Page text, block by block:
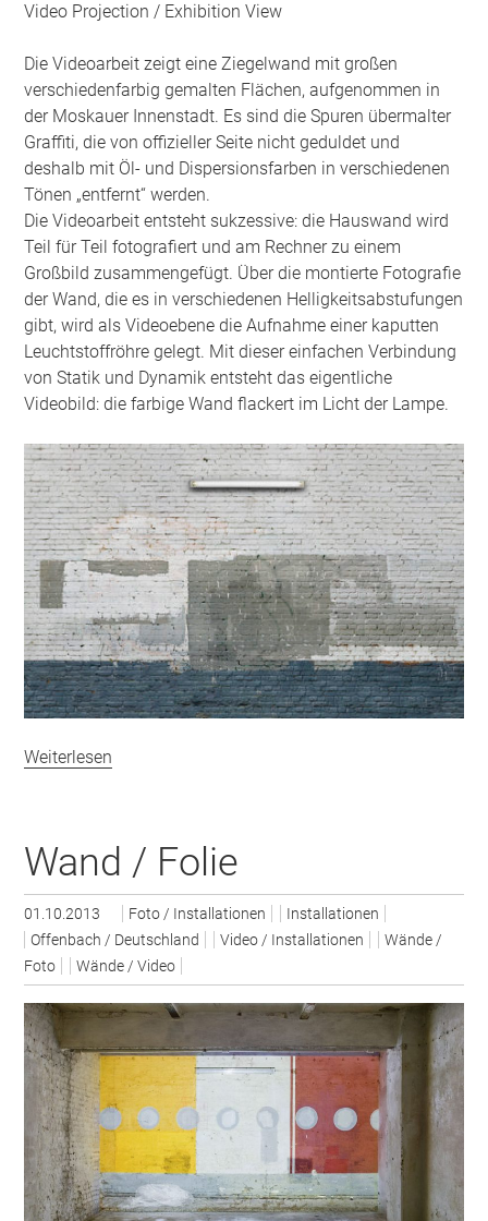
Video Projection / Exhibition View
Die Videoarbeit zeigt eine Ziegelwand mit großen
verschiedenfarbig gemalten Flächen, aufgenommen in
der Moskauer Innenstadt. Es sind die Spuren übermalter
Graffiti, die von offizieller Seite nicht geduldet und
deshalb mit Öl- und Dispersionsfarben in verschiedenen
Tönen „entfernt“ werden.
Die Videoarbeit entsteht sukzessive: die Hauswand wird
Teil für Teil fotografiert und am Rechner zu einem
Großbild zusammengefügt. Über die montierte Fotografie
der Wand, die es in verschiedenen Helligkeitsabstufungen
gibt, wird als Videoebene die Aufnahme einer kaputten
Leuchtstoffröhre gelegt. Mit dieser einfachen Verbindung
von Statik und Dynamik entsteht das eigentliche
Videobild: die farbige Wand flackert im Licht der Lampe.
Weiterlesen
Wand / Folie
01.10.2013 Foto / Installationen
Installationen
Offenbach / Deutschland
Video / Installationen
Wände /
Foto
Wände / Video